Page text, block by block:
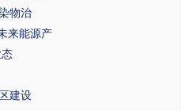
物治
来能源产
建设